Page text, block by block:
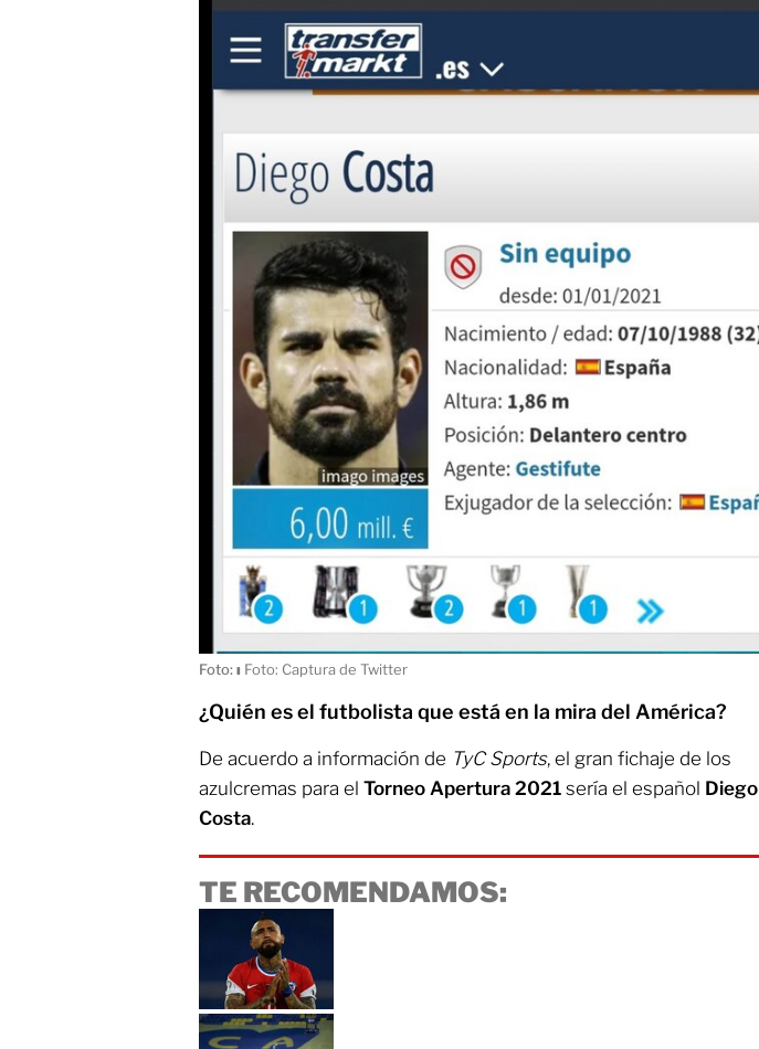
Foto:ı Foto: Captura de Twitter
¿Quién es el futbolista que está en la mira del América?
De acuerdo a información de TyC Sports, el gran fichaje de los
azulcremas para el Torneo Apertura 2021 sería el español Diego
Costa.
TE RECOMENDAMOS: